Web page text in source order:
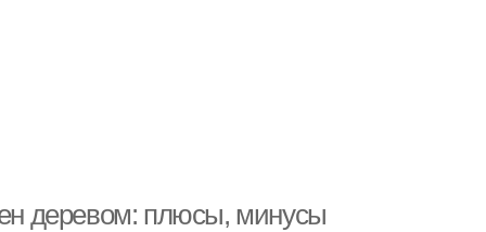
деревом: плюсы, минусы